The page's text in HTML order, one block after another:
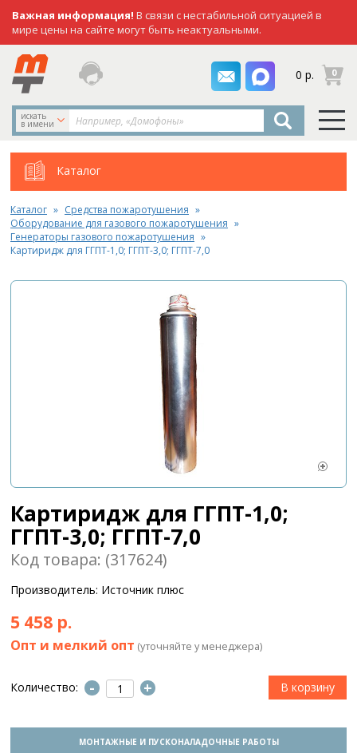
Важная информация! В связи с нестабильной ситуацией в
мире цены на сайте могут быть неактуальными.
0 р. 0
искать
в имени
Каталог
Каталог
Средства пожаротушения
Оборудование для газового пожаротушения
Генераторы газового пожаротушения
Картиридж для ГГПТ-1,0; ГГПТ-3,0; ГГПТ-7,0
Картиридж для ГГПТ-1,0;
ГГПТ-3,0; ГГПТ-7,0
Код товара: (317624)
Производитель: Источник плюс
5 458 р.
Опт и мелкий опт (уточняйте у менеджера)
Количество: - +
МОНТАЖНЫЕ И ПУСКОНАЛАДОЧНЫЕ РАБОТЫ